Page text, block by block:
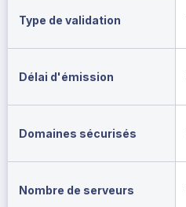
Type de validation
Délai d'émission
Domaines sécurisés
Nombre de serveurs